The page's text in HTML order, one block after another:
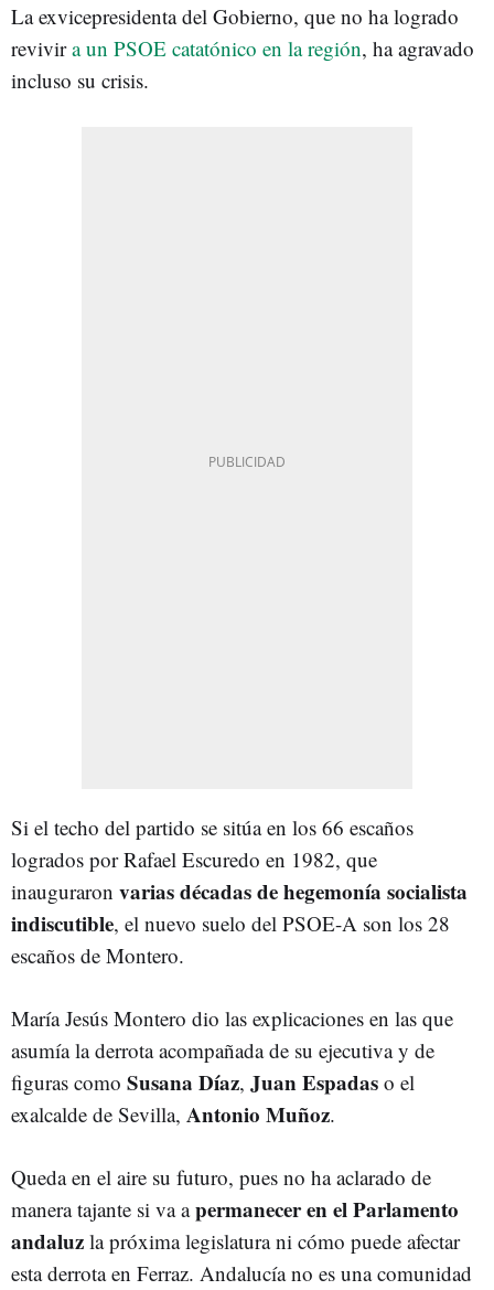
La exvicepresidenta del Gobierno, que no ha logrado
revivira un PSOE catatónico en la región, ha agravado
incluso su crisis.
Si el techo del partido se sitúa en los 66 escaños
logrados por Rafael Escuredo en 1982, que
inauguraron varias décadas de hegemonía socialista
indiscutible, el nuevo suelo del PSOE-A son los 28
escaños de Montero.
María Jesús Montero dio las explicaciones en las que
asumía la derrota acompañada de su ejecutiva y de
figuras como Susana Díaz, Juan Espadas o el
exalcalde de Sevilla, Antonio Muñoz.
Queda en el aire su futuro, pues no ha aclarado de
manera tajante si va apermanecer en el Parlamento
andaluz la próxima legislatura ni cómo puede afectar
esta derrota en Ferraz. Andalucía no es una comunidad